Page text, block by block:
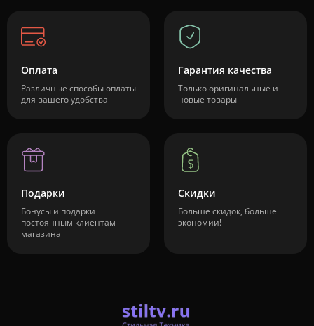
Оплата
Различные способы оплаты
для вашего удобства
Гарантия качества
Только оригинальные и
новые товары
Подарки
Бонусы и подарки
постоянным клиентам
магазина
Скидки
Больше скидок, больше
экономии!